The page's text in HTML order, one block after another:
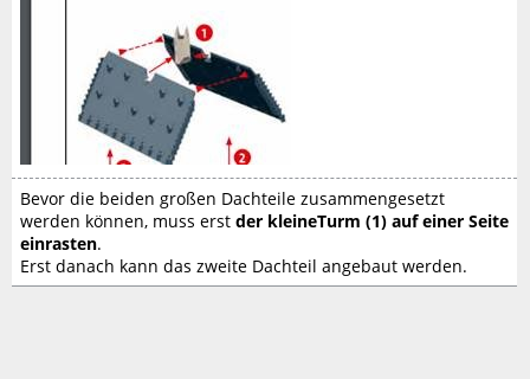
Bevor die beiden großen Dachteile zusammengesetzt
werden können, muss erstder kleineTurm (1) auf einer Seite
einrasten.
Erst danach kann das zweite Dachteil angebaut werden.